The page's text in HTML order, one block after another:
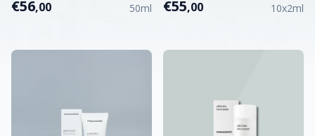
€56,00 50ml €55,00 10x2ml